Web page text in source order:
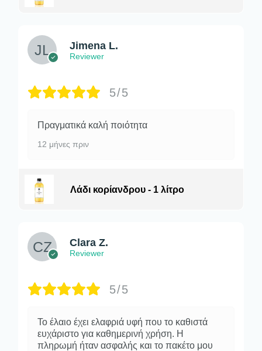
Jimena L.
Reviewer
5/5
Πραγματικά καλή ποιότητα
12 μήνες πριν
Λάδι κορίανδρου - 1 λίτρο
Clara Z.
Reviewer
5/5
Το έλαιο έχει ελαφριά υφή που το καθιστά
ευχάριστο για καθημερινή χρήση. Η
πληρωμή ήταν ασφαλής και το πακέτο μου